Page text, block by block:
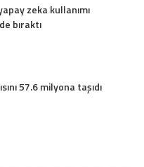
zeka kullanımı
bıraktı
57.6 milyona taşıdı